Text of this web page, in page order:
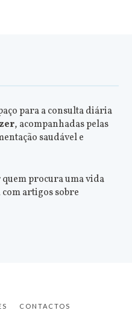
para a consulta diária
, acompanhadas pelas
saudável e
procura uma vida
com artigos sobre
CONTACTOS